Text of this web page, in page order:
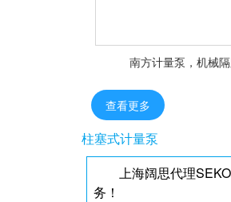
<查看详情>
南方计量泵，机械
查看更多
柱塞式计量泵
上海阔思代理
务！